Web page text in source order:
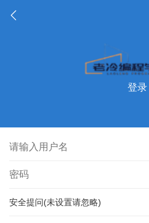
登录
安全提问(未设置请忽略)